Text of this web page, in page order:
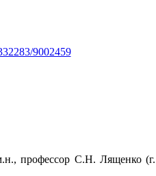
9002459
профессор С.Н. Лященко (г.